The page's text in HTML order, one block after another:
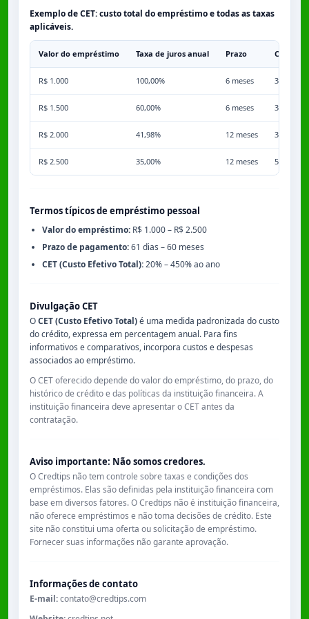
Exemplo de CET: custo total do empréstimo e todas as taxas
aplicáveis.
Valor do empréstimo Taxa de juros anual Prazo
R$ 1.000 100,00% 6 meses 3,50%
R$ 1.500 60,00% 6 meses 3,50%
R$ 2.000 41,98% 12 meses 3,50%
R$ 2.500 35,00% 12 meses 5,00%
Termos típicos de empréstimo pessoal
Valor do empréstimo: R$ 1.000 – R$ 2.500
Prazo de pagamento:61 dias – 60 meses
CET (Custo Efetivo Total):20% – 450% ao ano
Divulgação CET
OCET (Custo Efetivo Total)é uma medida padronizada do custo
do crédito, expressa em percentagem anual. Para fins
informativos e comparativos, incorpora custos e despesas
associados ao empréstimo.
O CET oferecido depende do valor do empréstimo, do prazo, do
histórico de crédito e das políticas da instituição financeira. A
instituição financeira deve apresentar o CET antes da
contratação.
Aviso importante: Não somos credores.
O Credtips não tem controle sobre taxas e condições dos
empréstimos. Elas são definidas pela instituição financeira com
base em diversos fatores. O Credtips não é instituição financeira,
não oferece empréstimos e não toma decisões de crédito. Este
site não constitui uma oferta ou solicitação de empréstimo.
Fornecer suas informações não garante aprovação.
Informações de contato
E-mail:contato@credtips.com